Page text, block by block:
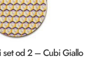
set od 2 – Cubi Giallo